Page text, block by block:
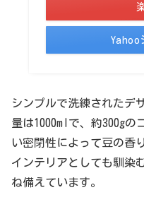
Yahoo
シンプルで洗練されたデ
量は1000mlで、約300g
い密閉性によって豆の香
インテリアとしても馴染
ね備えています。